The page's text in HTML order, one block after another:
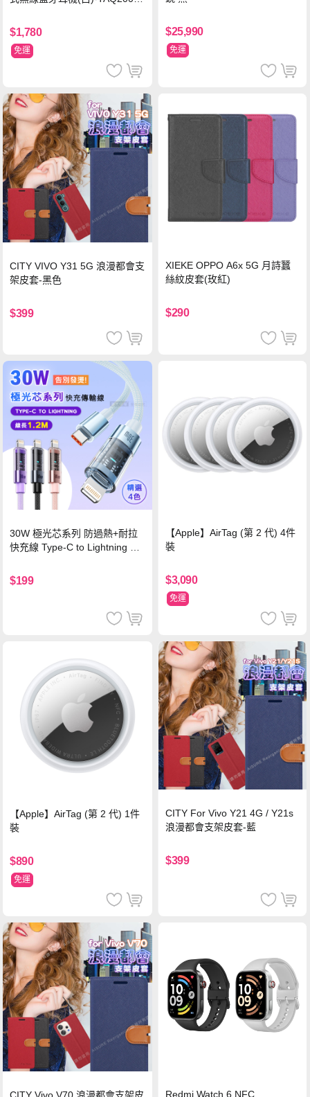
$1,780
免運
$25,990
免運
CITY VIVO Y31 5G 浪漫都會支
架皮套-黑色
$399
XIEKE OPPO A6x 5G 月詩蠶
絲紋皮套(玫紅)
$290
30W 極光芯系列 防過熱+耐拉
快充線 Type-C to Lightning 傳
$199
【Apple】AirTag (第 2 代) 4件
裝
$3,090
免運
【Apple】AirTag (第 2 代) 1件
裝
$890
免運
CITY For Vivo Y21 4G / Y21s
浪漫都會支架皮套-藍
$399
Redmi Watch 6 NFC